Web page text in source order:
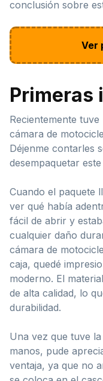
conclusión sobre
Ver
Primeras
Recientemente
cámara de
Déjenme contarles
desempaquetar
Cuando el paquete
ver qué había
fácil de abrir y
cualquier daño
cámara de
caja, quedé
moderno. El
de alta calidad, lo
durabilidad.
Una vez que tuve
manos, pude
ventaja, ya que no